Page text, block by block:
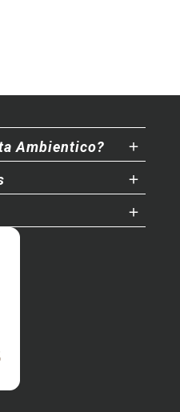
Ambientico?